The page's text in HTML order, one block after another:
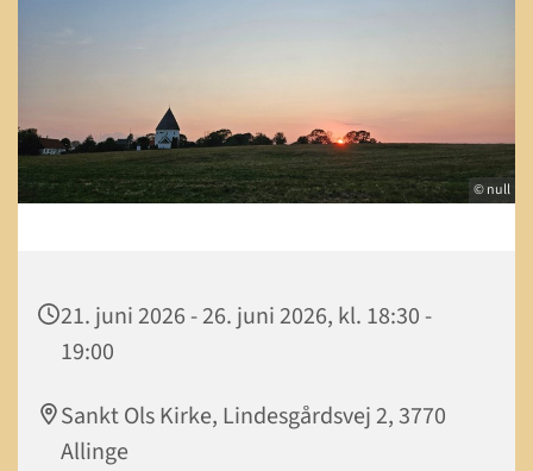
© null
21. juni 2026 - 26. juni 2026, kl. 18:30 -
19:00
Sankt Ols Kirke, Lindesgårdsvej 2, 3770
Allinge